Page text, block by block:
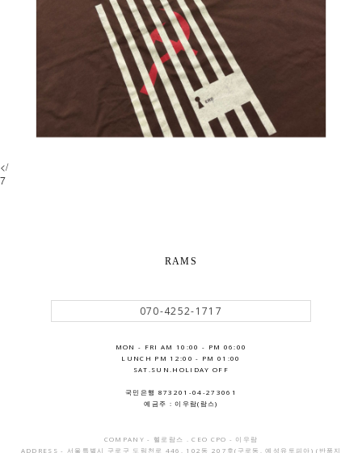
</
7
RAMS
070-4252-1717
MON - FRI AM 10:00 - PM 06:00
LUNCH PM 12:00 - PM 01:00
SAT.SUN.HOLIDAY OFF
국민은행 873201-04-273061
예금주 : 이우람(람스)
COMPANY - 헬로람스 . CEO CPO - 이우람
ADDRESS - 서울특별시 구로구 도림천로 446, 102동 207호(구로동, 예성유토피아) (반품지